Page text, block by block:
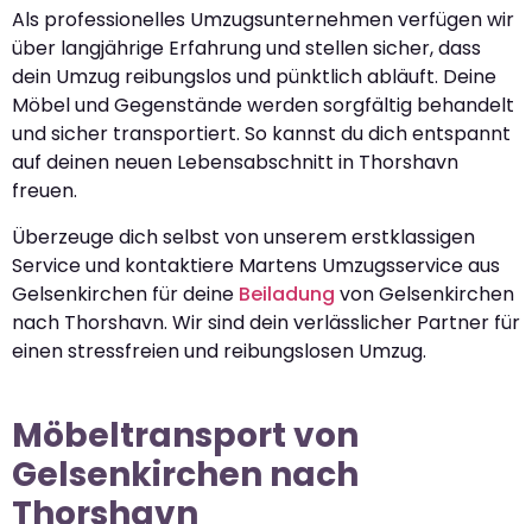
Als professionelles Umzugsunternehmen verfügen wir
über langjährige Erfahrung und stellen sicher, dass
dein Umzug reibungslos und pünktlich abläuft. Deine
Möbel und Gegenstände werden sorgfältig behandelt
und sicher transportiert. So kannst du dich entspannt
auf deinen neuen Lebensabschnitt in Thorshavn
freuen.
Überzeuge dich selbst von unserem erstklassigen
Service und kontaktiere Martens Umzugsservice aus
Gelsenkirchen für deine Beiladung von Gelsenkirchen
nach Thorshavn. Wir sind dein verlässlicher Partner für
einen stressfreien und reibungslosen Umzug.
Möbeltransport von
Gelsenkirchen nach
Thorshavn